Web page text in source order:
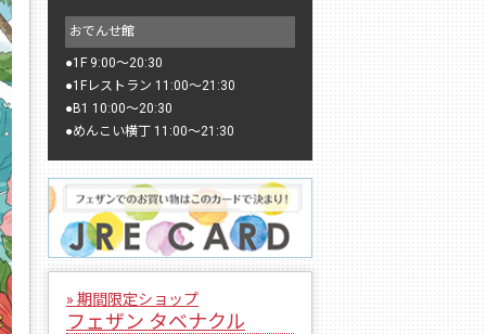
おでんせ館
●1F 9:00〜20:30
●1Fレストラン 11:00〜21:30
●B1 10:00〜20:30
●めんこい横丁 11:00〜21:30
» 期間限定ショップ
フェザン タベナクル